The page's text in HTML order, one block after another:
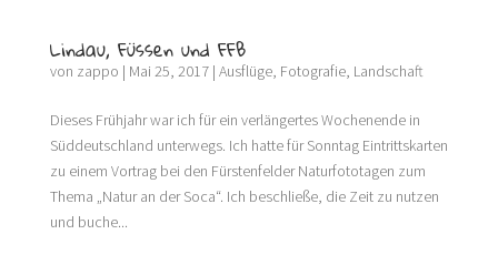
Lindau, Füssen und FFB
von zappo | Mai 25, 2017| Ausflüge, Fotografie, Landschaft
Dieses Frühjahr war ich für ein verlängertes Wochenende in
Süddeutschland unterwegs. Ich hatte für Sonntag Eintrittskarten
zu einem Vortrag bei den Fürstenfelder Naturfototagen zum
Thema „Natur an der Soca“. Ich beschließe, die Zeit zu nutzen
und buche...